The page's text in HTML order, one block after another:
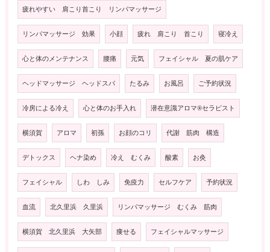
疲れやすい 肩こり首こり リンパマッサージ
リンパマッサージ 効果 小顔 疲れ 肩こり 首こり 寝冷え
心と体のメンテナンス 腰痛 元気 フェイシャル 夏の肌ケア
ヘッドマッサージ ヘッドスパ たるみ お風呂 ご予約状況
冷房による冷え 心と体のお手入れ 潜在意識アロマ®️セラピスト
横須賀 アロマ 初孫 お顔のコリ 代謝 筋肉 構造
デトックス ヘナ染め 冷え むくみ 酸素 お灸
フェイシャル しわ しみ 免疫力 セルフケア 予約状況
血流 北久里浜 久里浜 リンパマッサージ むくみ 筋肉
横須賀 北久里浜 大矢部 痩せる フェイシャルマッサージ